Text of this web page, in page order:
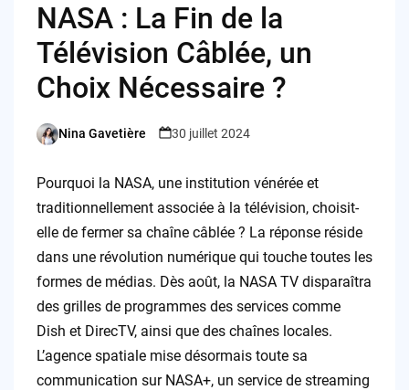
NASA : La Fin de la
Télévision Câblée, un
Choix Nécessaire ?
Posted
Nina Gavetière 30 juillet 2024
Pourquoi la NASA, une institution vénérée et
traditionnellement associée à la télévision, choisit-
elle de fermer sa chaîne câblée ? La réponse réside
dans une révolution numérique qui touche toutes les
formes de médias. Dès août, la NASA TV disparaîtra
des grilles de programmes des services comme
Dish et DirecTV, ainsi que des chaînes locales.
L’agence spatiale mise désormais toute sa
communication sur NASA+, un service de streaming